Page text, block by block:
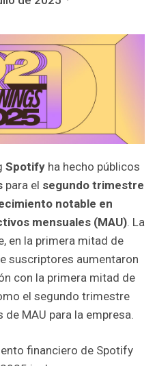
Spotify ha hecho públicos
para el segundo trimestre
notable en
mensuales (MAU). La
en la primera mitad de
suscriptores aumentaron
con la primera mitad de
el segundo trimestre
MAU para la empresa.
financiero de Spotify